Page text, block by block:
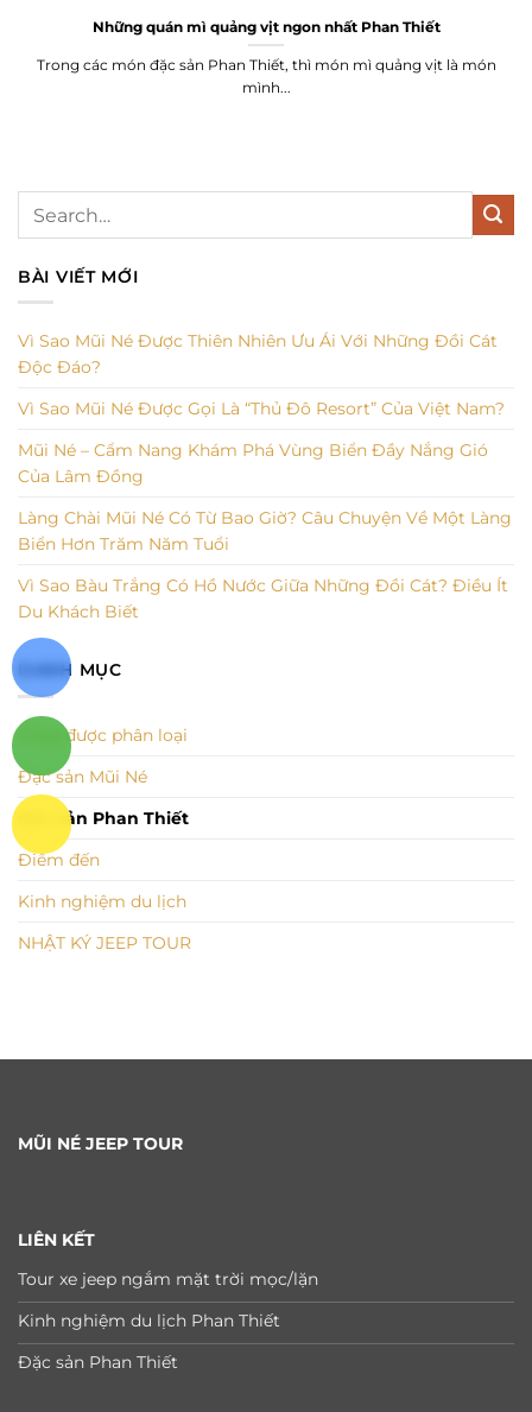
Những quán mì quảng vịt ngon nhất Phan Thiết
Trong các món đặc sản Phan Thiết, thì món mì quảng vịt là món
mình...
BÀI VIẾT MỚI
Vì Sao Mũi Né Được Thiên Nhiên Ưu Ái Với Những Đồi Cát
Độc Đáo?
Vì Sao Mũi Né Được Gọi Là “Thủ Đô Resort” Của Việt Nam?
Mũi Né – Cẩm Nang Khám Phá Vùng Biển Đầy Nắng Gió
Của Lâm Đồng
Làng Chài Mũi Né Có Từ Bao Giờ? Câu Chuyện Về Một Làng
Biển Hơn Trăm Năm Tuổi
Vì Sao Bàu Trắng Có Hồ Nước Giữa Những Đồi Cát? Điều Ít
Du Khách Biết
DANH MỤC
Chưa được phân loại
Đặc sản Mũi Né
Đặc sản Phan Thiết
Điểm đến
Kinh nghiệm du lịch
NHẬT KÝ JEEP TOUR
MŨI NÉ JEEP TOUR
LIÊN KẾT
Tour xe jeep ngắm mặt trời mọc/lặn
Kinh nghiệm du lịch Phan Thiết
Đặc sản Phan Thiết